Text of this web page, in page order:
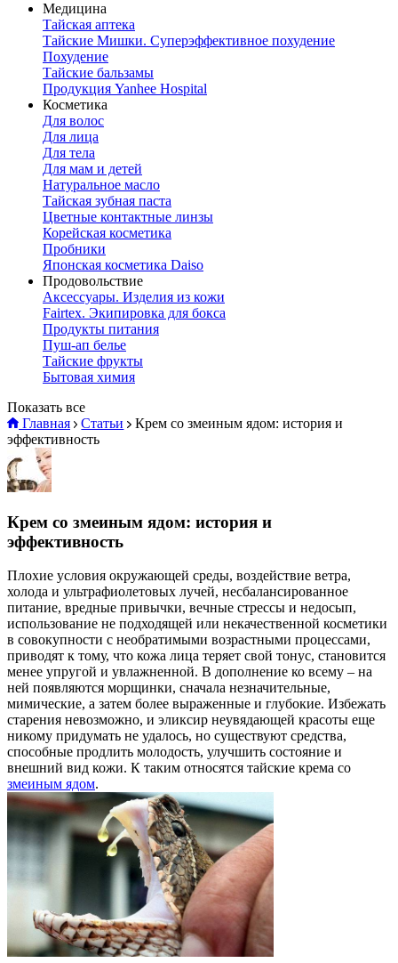
Медицина
Тайская аптека
Тайские Мишки. Суперэффективное похудение
Похудение
Тайские бальзамы
Продукция Yanhee Hospital
Косметика
Для волос
Для лица
Для тела
Для мам и детей
Натуральное масло
Тайская зубная паста
Цветные контактные линзы
Корейская косметика
Пробники
Японская косметика Daiso
Продовольствие
Аксессуары. Изделия из кожи
Fairtex. Экипировка для бокса
Продукты питания
Пуш-ап белье
Тайские фрукты
Бытовая химия
Показать все
Главная
Статьи
Крем со змеиным ядом: история и
эффективность
Крем со змеиным ядом: история и
эффективность
Плохие условия окружающей среды, воздействие ветра,
холода и ультрафиолетовых лучей, несбалансированное
питание, вредные привычки, вечные стрессы и недосып,
использование не подходящей или некачественной косметики
в совокупности с необратимыми возрастными процессами,
приводят к тому, что кожа лица теряет свой тонус, становится
менее упругой и увлажненной. В дополнение ко всему – на
ней появляются морщинки, сначала незначительные,
мимические, а затем более выраженные и глубокие. Избежать
старения невозможно, и эликсир неувядающей красоты еще
никому придумать не удалось, но существуют средства,
способные продлить молодость, улучшить состояние и
внешний вид кожи. К таким относятся тайские крема со
змеиным ядом.